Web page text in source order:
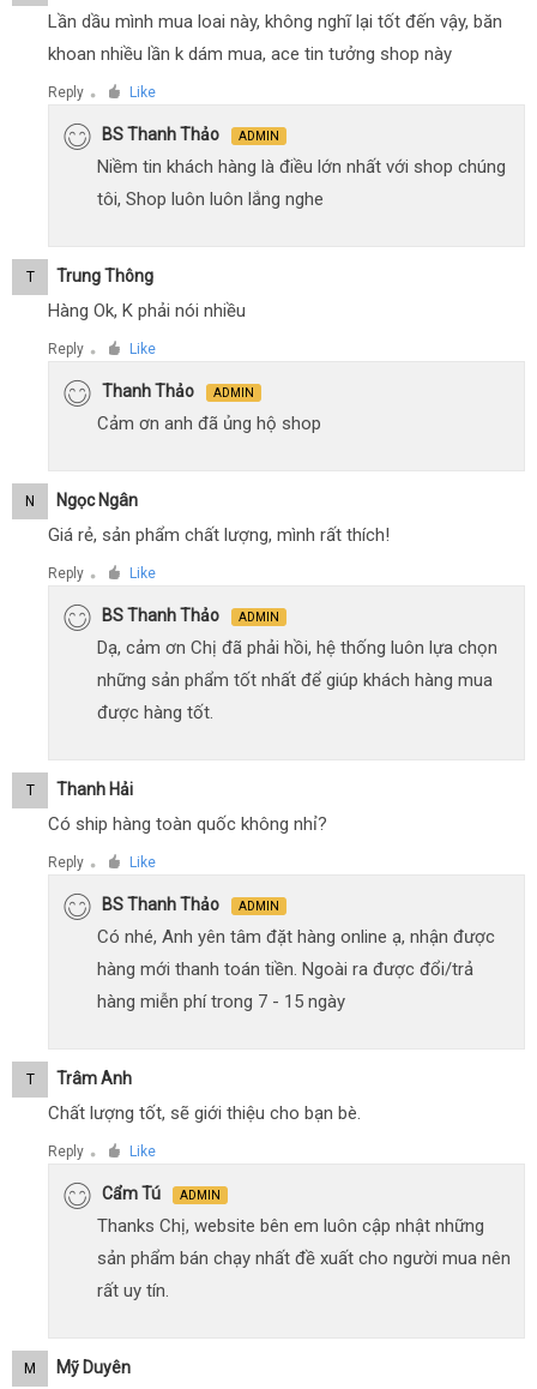
Lần dầu mình mua loai này, không nghĩ lại tốt đến vậy, băn
khoan nhiều lần k dám mua, ace tin tưởng shop này
Reply ● Like
BS Thanh Thảo ADMIN
Niềm tin khách hàng là điều lớn nhất với shop chúng
tôi, Shop luôn luôn lắng nghe
T Trung Thông
Hàng Ok, K phải nói nhiều
Reply ● Like
Thanh Thảo ADMIN
Cảm ơn anh đã ủng hộ shop
N Ngọc Ngân
Giá rẻ, sản phẩm chất lượng, mình rất thích!
Reply ● Like
BS Thanh Thảo ADMIN
Dạ, cảm ơn Chị đã phải hồi, hệ thống luôn lựa chọn
những sản phẩm tốt nhất để giúp khách hàng mua
được hàng tốt.
T Thanh Hải
Có ship hàng toàn quốc không nhỉ?
Reply ● Like
BS Thanh Thảo ADMIN
Có nhé, Anh yên tâm đặt hàng online ạ, nhận được
hàng mới thanh toán tiền. Ngoài ra được đổi/trả
hàng miễn phí trong 7 - 15 ngày
T Trâm Anh
Chất lượng tốt, sẽ giới thiệu cho bạn bè.
Reply ● Like
Cẩm Tú ADMIN
Thanks Chị, website bên em luôn cập nhật những
sản phẩm bán chạy nhất đề xuất cho người mua nên
rất uy tín.
M Mỹ Duyên